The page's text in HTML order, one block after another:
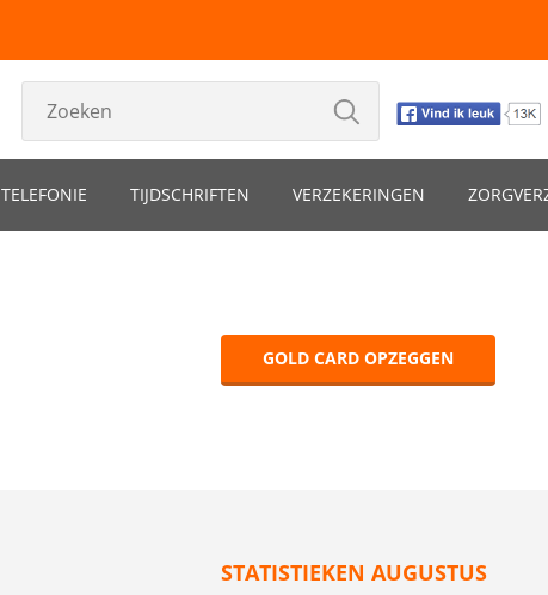
TELEFONIE TIJDSCHRIFTEN VERZEKERINGEN
GOLD CARD OPZEGGEN
STATISTIEKEN AUGUSTUS